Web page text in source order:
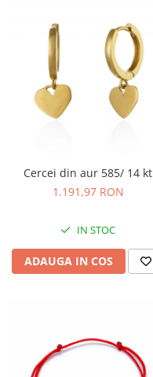
Cercei din aur 585/ 14 kt
1.191,97 RON
IN STOC
ADAUGA IN COS